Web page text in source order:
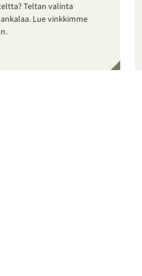
Teltan valinta
Lue vinkkimme